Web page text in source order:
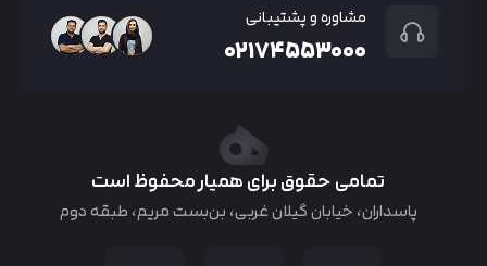
مشاوره و پشتیبانی
۰۲۱۷۴۵۵۳۰۰۰
تمامی حقوق برای همیار محفوظ است
پاسداران، خیابان گیلان غربی، بن‌بست مریم، طبقه دوم